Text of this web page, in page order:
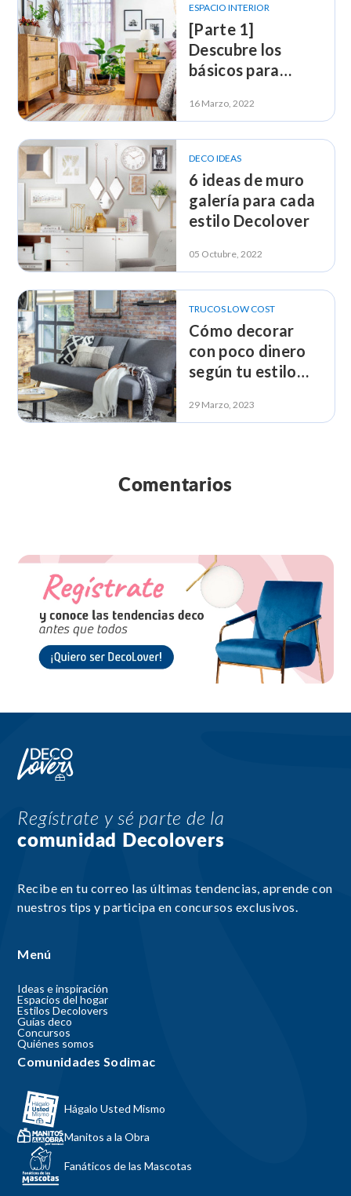
ESPACIO INTERIOR
[Parte 1]
Descubre los
básicos para
con estilo
16 Marzo, 2022
DECO IDEAS
6 ideas de muro
galería para cada
estilo Decolover
05 Octubre, 2022
TRUCOS LOW COST
Cómo decorar
con poco dinero
según tu estilo
29 Marzo, 2023
Comentarios
Regístrate y sé parte de la
comunidad Decolovers
Recibe en tu correo las últimas tendencias, aprende con
nuestros tips y participa en concursos exclusivos.
Menú
Ideas e inspiración
Espacios del hogar
Estilos Decolovers
Guías deco
Concursos
Quiénes somos
Comunidades Sodimac
Hágalo Usted Mismo
Manitos a la Obra
Fanáticos de las Mascotas